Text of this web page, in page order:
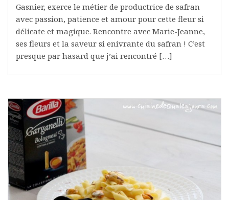
Gasnier, exerce le métier de productrice de safran
avec passion, patience et amour pour cette fleur si
délicate et magique. Rencontre avec Marie-Jeanne,
ses fleurs et la saveur si enivrante du safran ! C’est
presque par hasard que j’ai rencontré […]